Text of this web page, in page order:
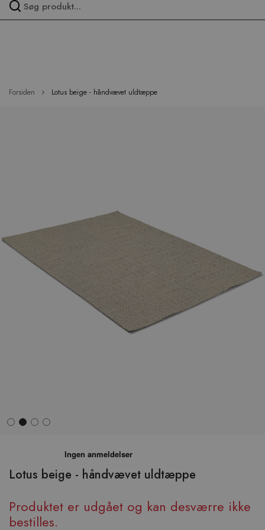
Forsiden Lotus beige - håndvævet uldtæppe
Lotus beige - håndvævet uldtæppe
Produktet er udgået og kan desværre ikke
bestilles.
begyndelsen
af